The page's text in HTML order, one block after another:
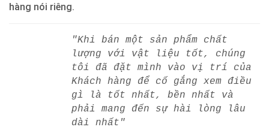
hàng nói riêng.
"Khi bán một sản phẩm chất
lượng với vật liệu tốt, chúng
tôi đã đặt mình vào vị trí của
Khách hàng để cố gắng xem điều
gì là tốt nhất, bền nhất và
phải mang đến sự hài lòng lâu
dài nhất"